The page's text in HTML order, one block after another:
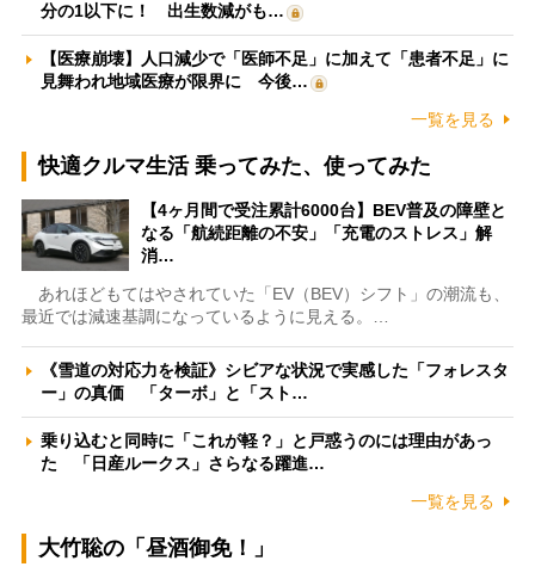
分の1以下に！ 出生数減がも…
【医療崩壊】人口減少で「医師不足」に加えて「患者不足」に
見舞われ地域医療が限界に 今後…
一覧を見る
快適クルマ生活 乗ってみた、使ってみた
【4ヶ月間で受注累計6000台】BEV普及の障壁と
なる「航続距離の不安」「充電のストレス」解
消…
あれほどもてはやされていた「EV（BEV）シフト」の潮流も、
最近では減速基調になっているように見える。…
《雪道の対応力を検証》シビアな状況で実感した「フォレスタ
ー」の真価 「ターボ」と「スト…
乗り込むと同時に「これが軽？」と戸惑うのには理由があっ
た 「日産ルークス」さらなる躍進…
一覧を見る
大竹聡の「昼酒御免！」